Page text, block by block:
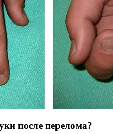
после перелома?